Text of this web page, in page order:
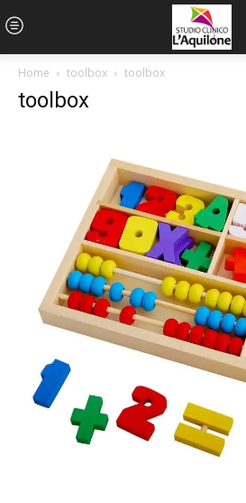
Home toolbox toolbox
toolbox